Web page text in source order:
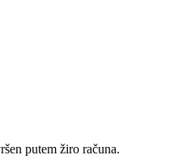
putem žiro računa.